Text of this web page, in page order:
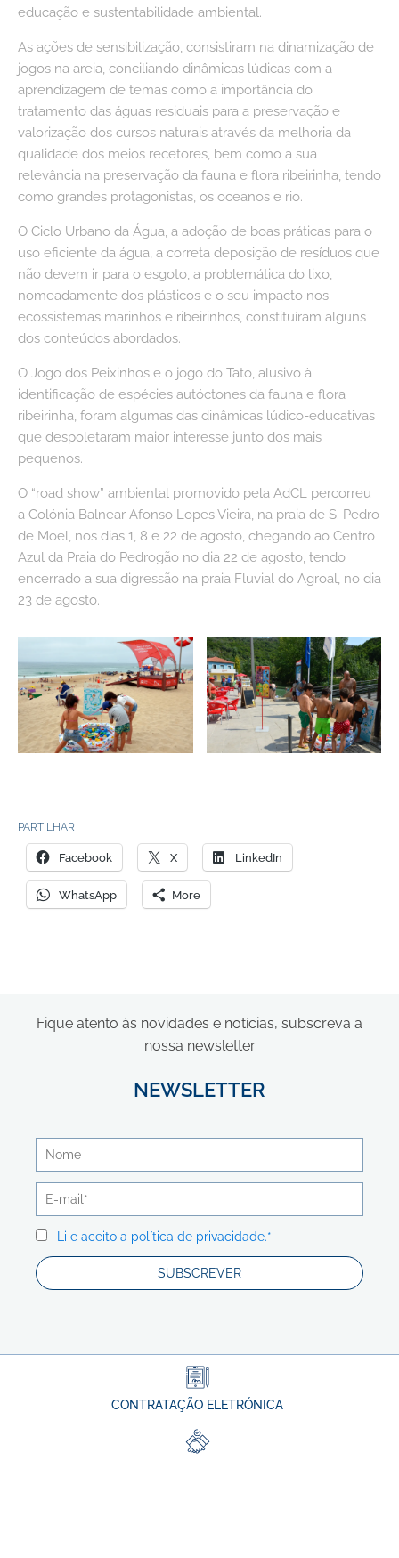
educação e sustentabilidade ambiental.
As ações de sensibilização, consistiram na dinamização de
jogos na areia, conciliando dinâmicas lúdicas com a
aprendizagem de temas como a importância do
tratamento das águas residuais para a preservação e
valorização dos cursos naturais através da melhoria da
qualidade dos meios recetores, bem como a sua
relevância na preservação da fauna e flora ribeirinha, tendo
como grandes protagonistas, os oceanos e rio.
O Ciclo Urbano da Água, a adoção de boas práticas para o
uso eficiente da água, a correta deposição de resíduos que
não devem ir para o esgoto, a problemática do lixo,
nomeadamente dos plásticos e o seu impacto nos
ecossistemas marinhos e ribeirinhos, constituíram alguns
dos conteúdos abordados.
O Jogo dos Peixinhos e o jogo do Tato, alusivo à
identificação de espécies autóctones da fauna e flora
ribeirinha, foram algumas das dinâmicas lúdico-educativas
que despoletaram maior interesse junto dos mais
pequenos.
O “road show” ambiental promovido pela AdCL percorreu
a Colónia Balnear Afonso Lopes Vieira, na praia de S. Pedro
de Moel, nos dias 1, 8 e 22 de agosto, chegando ao Centro
Azul da Praia do Pedrogão no dia 22 de agosto, tendo
encerrado a sua digressão na praia Fluvial do Agroal, no dia
23 de agosto.
PARTILHAR
Facebook X LinkedIn
WhatsApp More
Fique atento às novidades e notícias, subscreva a
nossa newsletter
NEWSLETTER
Li e aceito a política de privacidade.*
CONTRATAÇÃO ELETRÓNICA